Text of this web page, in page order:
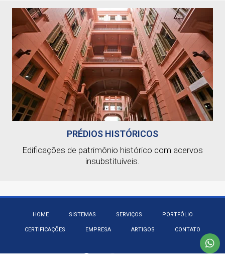
PRÉDIOS HISTÓRICOS
Edificações de patrimônio histórico com acervos
insubstituíveis.
HOME SISTEMAS SERVIÇOS PORTFÓLIO
CERTIFICAÇÕES EMPRESA ARTIGOS CONTATO